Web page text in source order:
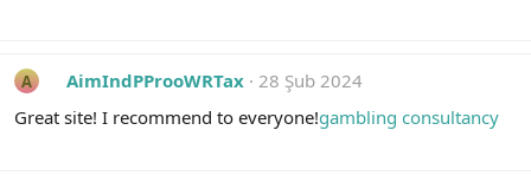
A AimIndPProoWRTax
28 Şub 2024
Great site! I recommend to everyone!gambling consultancy